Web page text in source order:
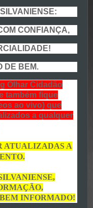
CONFIANÇA,
BEM.
Olhar Cidadão
também fique
ao vivo) que
a qualquer
ATUALIZADAS A
INFORMADO!